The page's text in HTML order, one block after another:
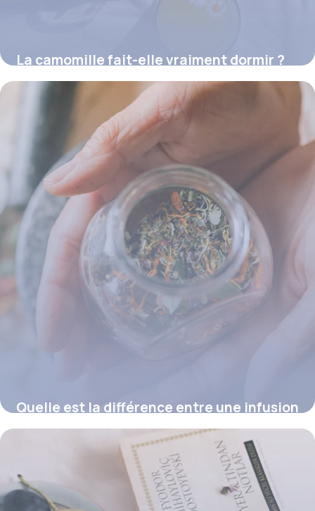
La camomille fait-elle vraiment dormir ?
16 juillet 2026
Quelle est la différence entre une infusion
et une décoction ?